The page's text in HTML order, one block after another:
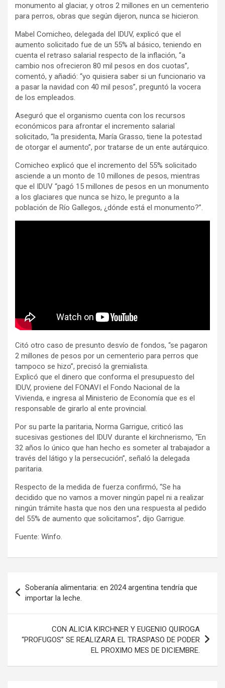
monumento al glaciar, y otros 2 millones en un cementerio
para perros, obras que según dijeron, nunca se hicieron.
Mabel Comicheo, delegada del IDUV, explicó que el
aumento solicitado fue de un 55% al básico, teniendo en
cuenta el retraso salarial respecto de la inflación, “a
cambio nos ofrecieron 80 mil pesos en dos cuotas”,
comentó, y añadió: “yo quisiera saber si un funcionario va
a pasar la navidad con 40 mil pesos”, preguntó la vocera
de los empleados.
Aseguró que el organismo cuenta con los recursos
económicos para afrontar el incremento salarial
solicitado, “la presidenta, María Grasso, tiene la potestad
de otorgar el aumento”, por tratarse de un ente autárquico.
Comicheo explicó que el incremento del 55% solicitado
asciende a un monto de 10 millones de pesos, mientras
que el IDUV “pagó 15 millones de pesos en un monumento
a los glaciares que nunca se hizo, le pregunto a la
población de Río Gallegos, ¿dónde está el monumento?”.
Citó otro caso de presunto desvío de fondos, “se pagaron
2 millones de pesos por un cementerio para perros que
tampoco se hizo”, precisó la gremialista.
Explicó que el dinero que conforma el presupuesto del
IDUV, proviene del FONAVI el Fondo Nacional de la
Vivienda, e ingresa al Ministerio de Economía que es el
responsable de girarlo al ente provincial.
Por su parte la paritaria, Norma Garrigue, criticó las
sucesivas gestiones del IDUV durante el kirchnerismo, “En
32 años lo único que han hecho es someter al trabajador a
través del látigo y la persecución”, señaló la delegada
paritaria.
Respecto de la medida de fuerza confirmó, “Se ha
decidido que no vamos a mover ningún papel ni a realizar
ningún trámite hasta que nos den una respuesta al pedido
del 55% de aumento que solicitamos”, dijo Garrigue.
Fuente: Winfo.
de
entradas
Soberanía alimentaria: en 2024 argentina tendría que
importar la leche.
CON ALICIA KIRCHNER Y EUGENIO QUIROGA
“PROFUGOS” SE REALIZARA EL TRASPASO DE PODER
EL PROXIMO MES DE DICIEMBRE.